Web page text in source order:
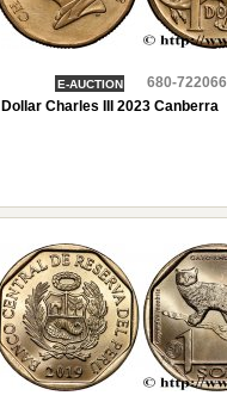
E-AUCTION
680-722066
Charles III 2023 Canberra